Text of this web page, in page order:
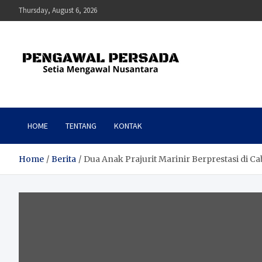
to
Thursday, August 6, 2026
Pengawal Persada
HOME TENTANG KONTAK
Home Berita Dua Anak Prajurit Marinir Berprestasi di